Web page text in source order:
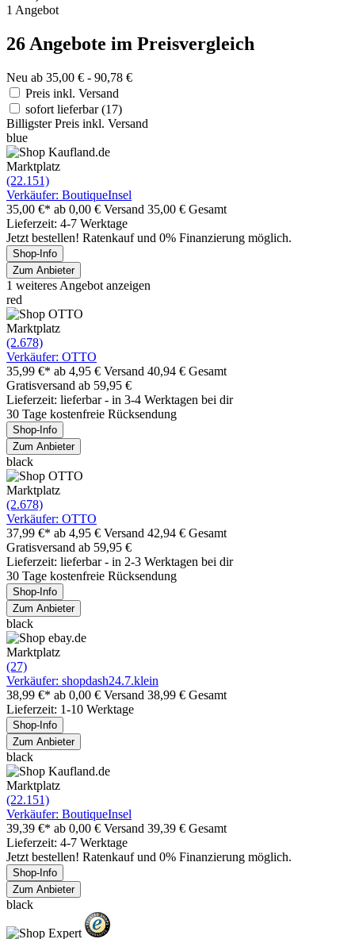
1 Angebot
26 Angebote im Preisvergleich
Neu ab 35,00 € - 90,78 €
Preis inkl. Versand
sofort lieferbar(17)
Billigster Preis inkl. Versand
blue
Marktplatz
(22.151)
Verkäufer: BoutiqueInsel
35,00 €* ab 0,00 € Versand 35,00 € Gesamt
Lieferzeit: 4-7 Werktage
Jetzt bestellen! Ratenkauf und 0% Finanzierung möglich.
Shop-Info
Zum Anbieter
1 weiteres Angebot anzeigen
red
Marktplatz
(2.678)
Verkäufer: OTTO
35,99 €* ab 4,95 € Versand 40,94 € Gesamt
Gratisversand ab 59,95 €
Lieferzeit: lieferbar - in 3-4 Werktagen bei dir
30 Tage kostenfreie Rücksendung
Shop-Info
Zum Anbieter
black
Marktplatz
(2.678)
Verkäufer: OTTO
37,99 €* ab 4,95 € Versand 42,94 € Gesamt
Gratisversand ab 59,95 €
Lieferzeit: lieferbar - in 2-3 Werktagen bei dir
30 Tage kostenfreie Rücksendung
Shop-Info
Zum Anbieter
black
Marktplatz
(27)
Verkäufer: shopdash24.7.klein
38,99 €* ab 0,00 € Versand 38,99 € Gesamt
Lieferzeit: 1-10 Werktage
Shop-Info
Zum Anbieter
black
Marktplatz
(22.151)
Verkäufer: BoutiqueInsel
39,39 €* ab 0,00 € Versand 39,39 € Gesamt
Lieferzeit: 4-7 Werktage
Jetzt bestellen! Ratenkauf und 0% Finanzierung möglich.
Shop-Info
Zum Anbieter
black